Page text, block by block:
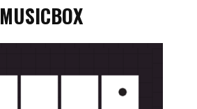
MUSICBOX